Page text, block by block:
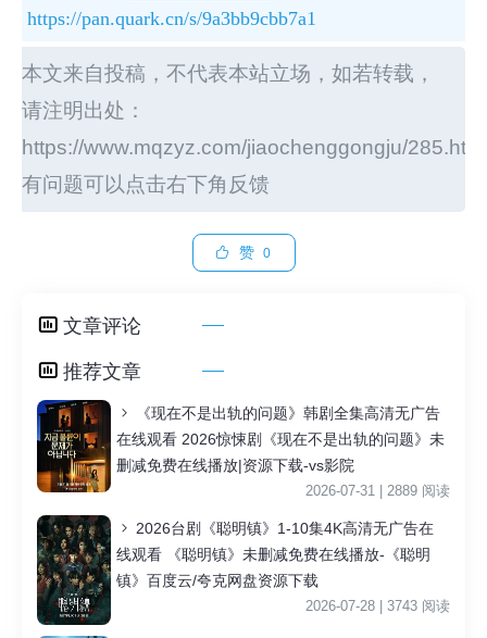
https://pan.quark.cn/s/9a3bb9cbb7a1
本文来自投稿，不代表本站立场，如若转载，
请注明出处：
https://www.mqzyz.com/jiaochenggongju/285.html
有问题可以点击右下角反馈
赞 0
文章评论
推荐文章
《现在不是出轨的问题》韩剧全集高清无广告
在线观看 2026惊悚剧《现在不是出轨的问题》未
删减免费在线播放|资源下载-vs影院
2026-07-31 | 2889 阅读
2026台剧《聪明镇》1-10集4K高清无广告在
线观看 《聪明镇》未删减免费在线播放-《聪明
镇》百度云/夸克网盘资源下载
2026-07-28 | 3743 阅读